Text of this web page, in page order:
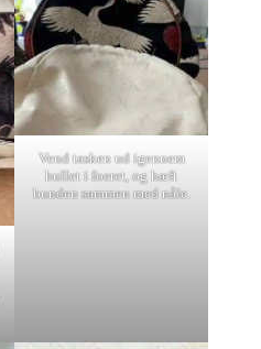
Vend tasken ud igennem
hullet i foeret, og hæft
bunden sammen med nåle.